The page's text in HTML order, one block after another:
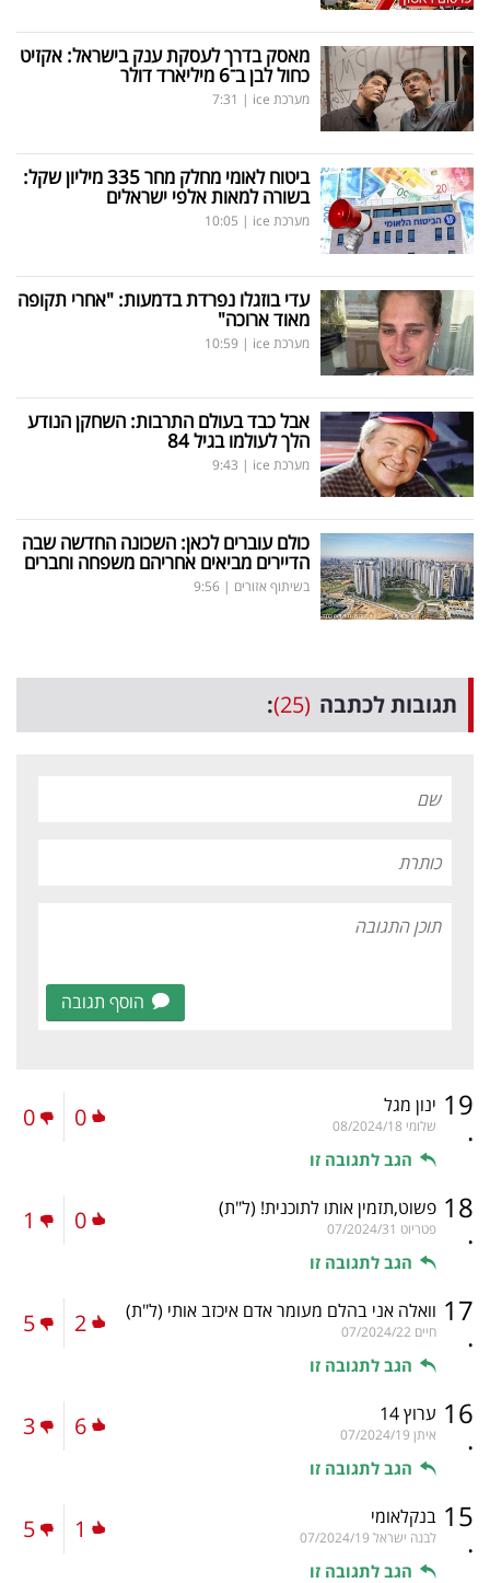
מאסק בדרך לעסקת ענק בישראל: אקזיט
כחול לבן ב־6 מיליארד דולר
מערכת ice |
7:31
ביטוח לאומי מחלק מחר 335 מיליון שקל:
בשורה למאות אלפי ישראלים
מערכת ice |
10:05
עדי בוזגלו נפרדת בדמעות: "אחרי תקופה
מאוד ארוכה"
מערכת ice |
10:59
אבל כבד בעולם התרבות: השחקן הנודע
הלך לעולמו בגיל 84
מערכת ice |
9:43
כולם עוברים לכאן: השכונה החדשה שבה
הדיירים מביאים אחריהם משפחה וחברים
בשיתוף אזורים |
9:56
תגובות לכתבה (25)
:
הוסף תגובה
19
.
ינון מגל
שלומי 08/2024/18
הגב לתגובה זו
0
0
18
.
פשוט,תזמין אותו לתוכנית! (ל"ת)
פטריוט 07/2024/31
הגב לתגובה זו
0
1
17
.
וואלה אני בהלם מעומר אדם איכזב אותי (ל"ת)
חיים 07/2024/22
הגב לתגובה זו
2
5
16
.
ערוץ 14
איתן 07/2024/19
הגב לתגובה זו
6
3
15
.
בנקלאומי
לבנה ישראל 07/2024/19
הגב לתגובה זו
1
5